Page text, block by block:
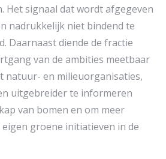
Het signaal dat wordt afgegeven
nadrukkelijk niet bindend te
Daarnaast diende de fractie
van de ambities meetbaar
natuur- en milieuorganisaties,
uitgebreider te informeren
van bomen en om meer
groene initiatieven in de